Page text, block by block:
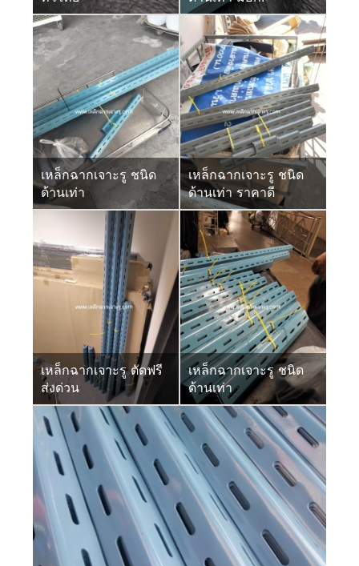
เหล็กฉากเจาะรู ชนิด
ด้านเท่า
เหล็กฉากเจาะรู ชนิด
ด้านเท่า ราคาดี
เหล็กฉากเจาะรู ตัดฟรี
ส่งด่วน
เหล็กฉากเจาะรู ชนิด
ด้านเท่า